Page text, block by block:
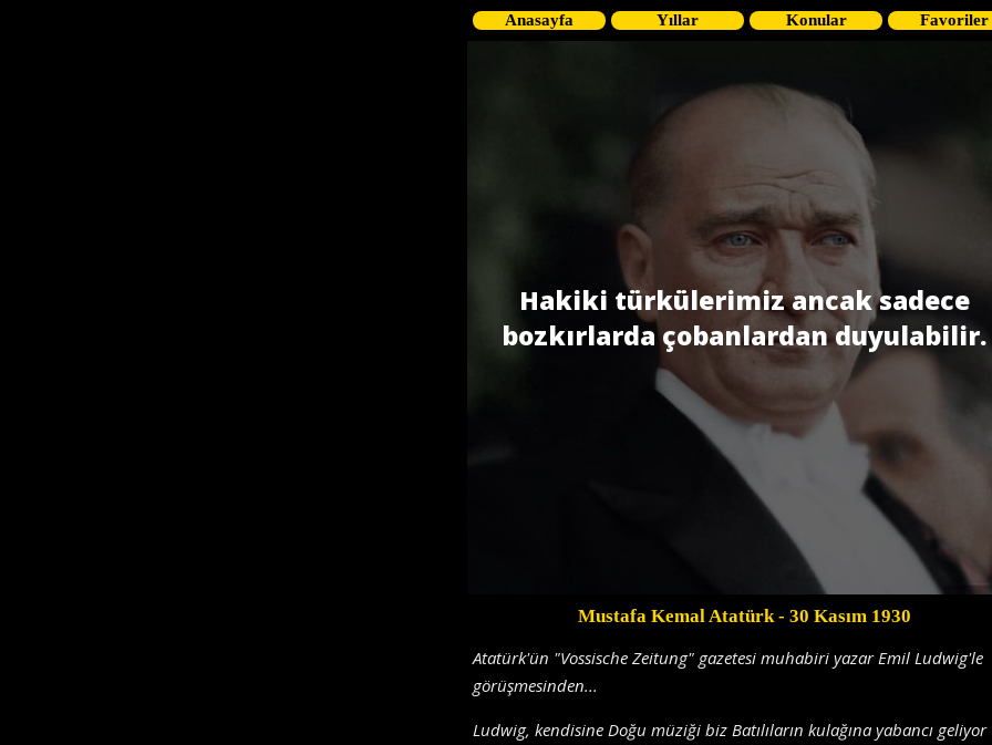
Anasayfa Yıllar Konular Favoriler
Hakiki türkülerimiz ancak sadece
bozkırlarda çobanlardan duyulabilir.
Mustafa Kemal Atatürk- 30 Kasım 1930
Atatürk'ün "Vossische Zeitung" gazetesi muhabiri yazar Emil Ludwig'le
görüşmesinden...
Ludwig, kendisine Doğu müziği biz Batılıların kulağına yabancı geliyor